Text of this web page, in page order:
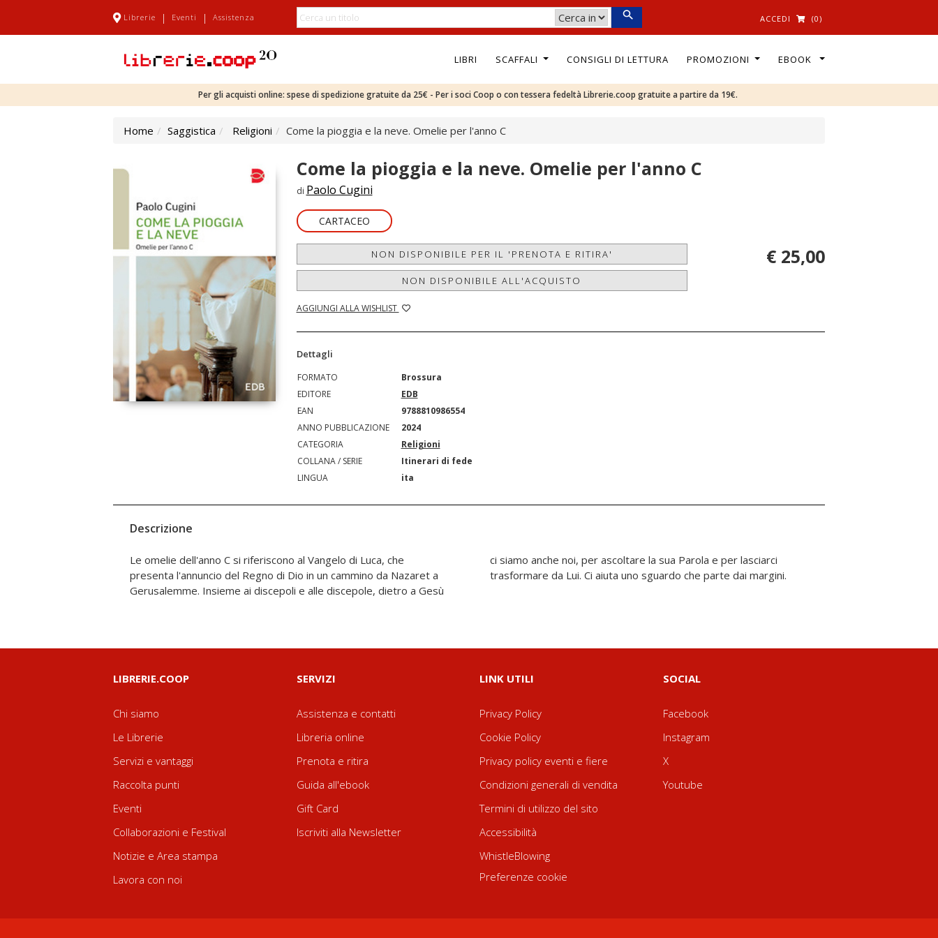
Librerie | Eventi | Assistenza ACCEDI (0)
LIBRI SCAFFALI CONSIGLI DI LETTURA PROMOZIONI EBOOK
Per gli acquisti online: spese di spedizione gratuite da 25€ - Per i soci Coop o con tessera fedeltà Librerie.coop gratuite a partire da 19€.
Home Saggistica Religioni Come la pioggia e la neve. Omelie per l'anno C
Come la pioggia e la neve. Omelie per l'anno C
di Paolo Cugini
CARTACEO
NON DISPONIBILE PER IL 'PRENOTA E RITIRA'
NON DISPONIBILE ALL'ACQUISTO
AGGIUNGI ALLA WISHLIST
€ 25,00
Dettagli
FORMATO
Brossura
EDITORE
EDB
EAN
9788810986554
ANNO PUBBLICAZIONE
2024
CATEGORIA
Religioni
COLLANA / SERIE
Itinerari di fede
LINGUA
ita
Descrizione
Le omelie dell'anno C si riferiscono al Vangelo di Luca, che
presenta l'annuncio del Regno di Dio in un cammino da Nazaret a
Gerusalemme. Insieme ai discepoli e alle discepole, dietro a Gesù
ci siamo anche noi, per ascoltare la sua Parola e per lasciarci
trasformare da Lui. Ci aiuta uno sguardo che parte dai margini.
LIBRERIE.COOP
Chi siamo
Le Librerie
Servizi e vantaggi
Raccolta punti
Eventi
Collaborazioni e Festival
Notizie e Area stampa
Lavora con noi
SERVIZI
Assistenza e contatti
Libreria online
Prenota e ritira
Guida all'ebook
Gift Card
Iscriviti alla Newsletter
LINK UTILI
Privacy Policy
Cookie Policy
Privacy policy eventi e fiere
Condizioni generali di vendita
Termini di utilizzo del sito
Accessibilità
WhistleBlowing
Preferenze cookie
SOCIAL
Facebook
Instagram
X
Youtube